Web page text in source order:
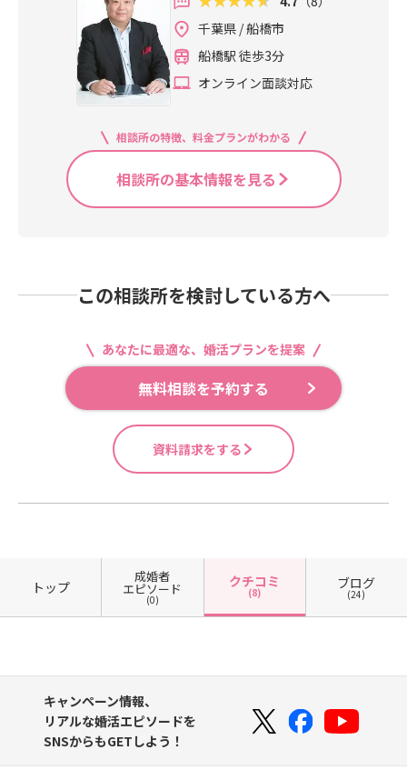
千葉県 / 船橋市
船橋駅 徒歩3分
オンライン面談対応
相談所の特徴、料金プランがわかる
相談所の基本情報を見る
この相談所を検討している方へ
あなたに最適な、婚活プランを提案
無料相談を予約する
資料請求をする
トップ
成婚者
エピソード
(0)
クチコミ
(8)
ブログ
(24)
キャンペーン情報、
リアルな婚活エピソードを
SNSからもGETしよう！